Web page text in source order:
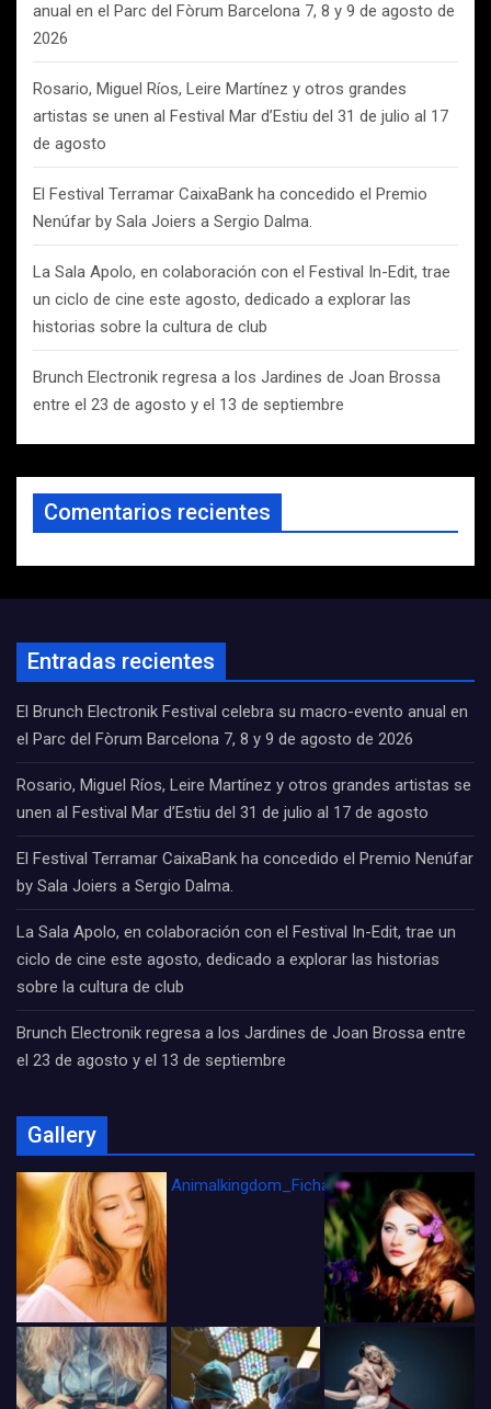
anual en el Parc del Fòrum Barcelona 7, 8 y 9 de agosto de
2026
Rosario, Miguel Ríos, Leire Martínez y otros grandes
artistas se unen al Festival Mar d’Estiu del 31 de julio al 17
de agosto
El Festival Terramar CaixaBank ha concedido el Premio
Nenúfar by Sala Joiers a Sergio Dalma.
La Sala Apolo, en colaboración con el Festival In-Edit, trae
un ciclo de cine este agosto, dedicado a explorar las
historias sobre la cultura de club
Brunch Electronik regresa a los Jardines de Joan Brossa
entre el 23 de agosto y el 13 de septiembre
Comentarios recientes
Entradas recientes
El Brunch Electronik Festival celebra su macro-evento anual en
el Parc del Fòrum Barcelona 7, 8 y 9 de agosto de 2026
Rosario, Miguel Ríos, Leire Martínez y otros grandes artistas se
unen al Festival Mar d’Estiu del 31 de julio al 17 de agosto
El Festival Terramar CaixaBank ha concedido el Premio Nenúfar
by Sala Joiers a Sergio Dalma.
La Sala Apolo, en colaboración con el Festival In-Edit, trae un
ciclo de cine este agosto, dedicado a explorar las historias
sobre la cultura de club
Brunch Electronik regresa a los Jardines de Joan Brossa entre
el 23 de agosto y el 13 de septiembre
Gallery
Animalkingdom_FichaCine